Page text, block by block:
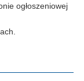
ogłoszeniowej